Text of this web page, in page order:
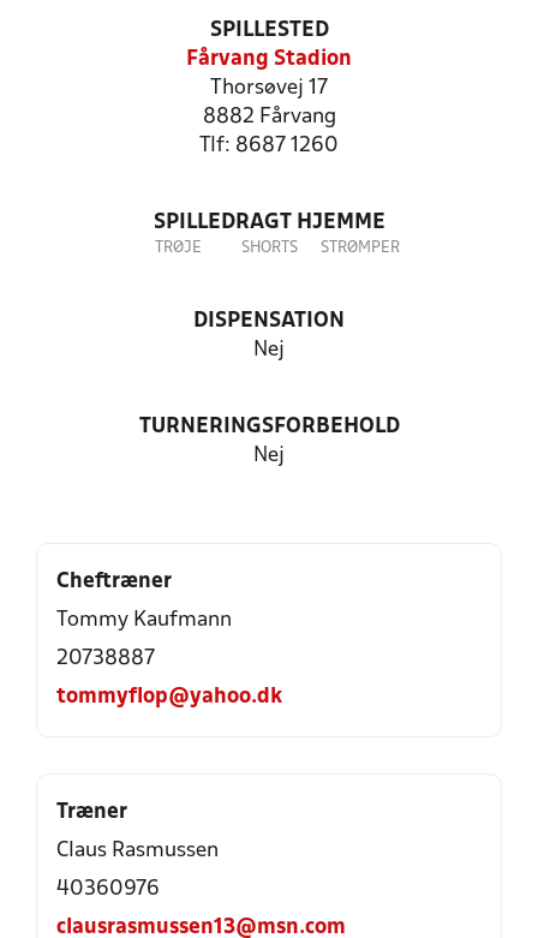
SPILLESTED
Fårvang Stadion
Thorsøvej 17
8882 Fårvang
Tlf: 8687 1260
SPILLEDRAGT HJEMME
TRØJE SHORTS STRØMPER
DISPENSATION
Nej
TURNERINGSFORBEHOLD
Nej
Cheftræner
Tommy Kaufmann
20738887
tommyflop@yahoo.dk
Træner
Claus Rasmussen
40360976
clausrasmussen13@msn.com